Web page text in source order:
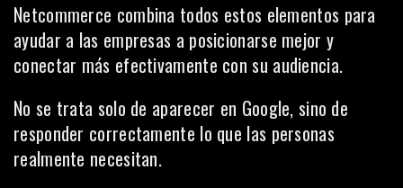
Netcommerce combina todos estos elementos para
ayudar a las empresas a posicionarse mejor y
conectar más efectivamente con su audiencia.
No se trata solo de aparecer en Google, sino de
responder correctamente lo que las personas
realmente necesitan.